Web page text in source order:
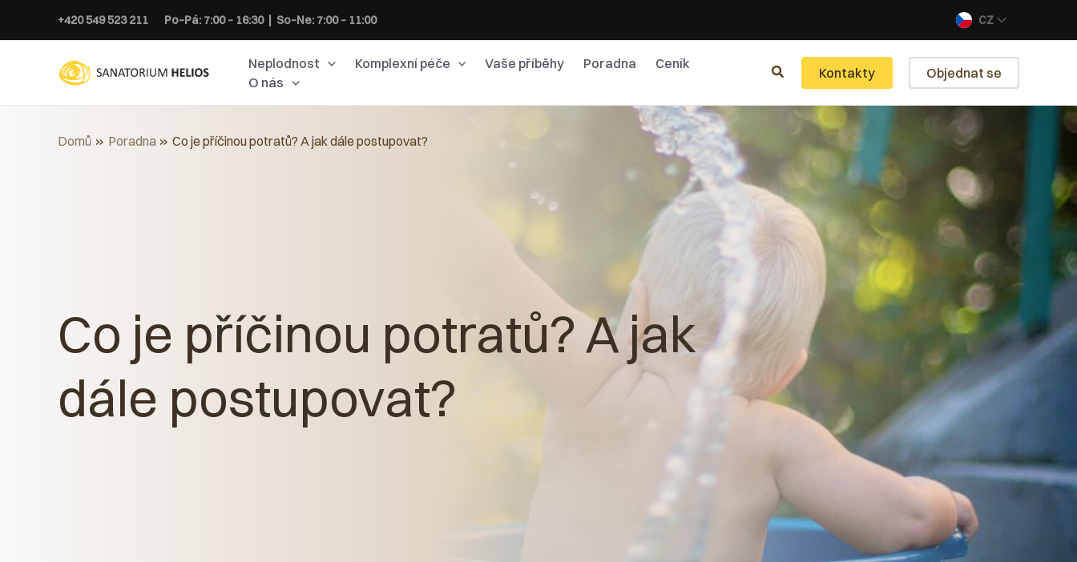
+420 549 523 211 Po–Pá: 7:00 – 16:30 | So–Ne: 7:00 – 11:00 CZ
Neplodnost Komplexní péče Vaše příběhy Poradna
Ceník
O nás
Kontakty Objednat se
Co je příčinou potratů? A jak
dále postupovat?
Domů Poradna Co je příčinou potratů? A jak dále postupovat?